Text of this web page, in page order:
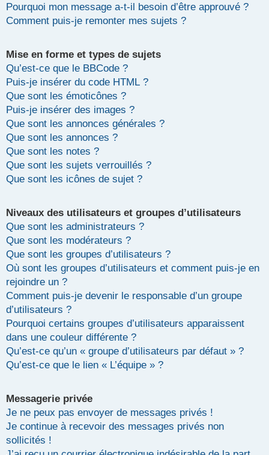
Pourquoi mon message a-t-il besoin d’être approuvé ?
Comment puis-je remonter mes sujets ?
Mise en forme et types de sujets
Qu’est-ce que le BBCode ?
Puis-je insérer du code HTML ?
Que sont les émoticônes ?
Puis-je insérer des images ?
Que sont les annonces générales ?
Que sont les annonces ?
Que sont les notes ?
Que sont les sujets verrouillés ?
Que sont les icônes de sujet ?
Niveaux des utilisateurs et groupes d’utilisateurs
Que sont les administrateurs ?
Que sont les modérateurs ?
Que sont les groupes d’utilisateurs ?
Où sont les groupes d’utilisateurs et comment puis-je en
rejoindre un ?
Comment puis-je devenir le responsable d’un groupe
d’utilisateurs ?
Pourquoi certains groupes d’utilisateurs apparaissent
dans une couleur différente ?
Qu’est-ce qu’un « groupe d’utilisateurs par défaut » ?
Qu’est-ce que le lien « L’équipe » ?
Messagerie privée
Je ne peux pas envoyer de messages privés !
Je continue à recevoir des messages privés non
sollicités !